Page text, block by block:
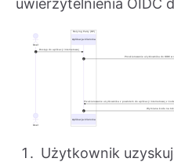
uwierzytelnienia OIDC
Użytkownik